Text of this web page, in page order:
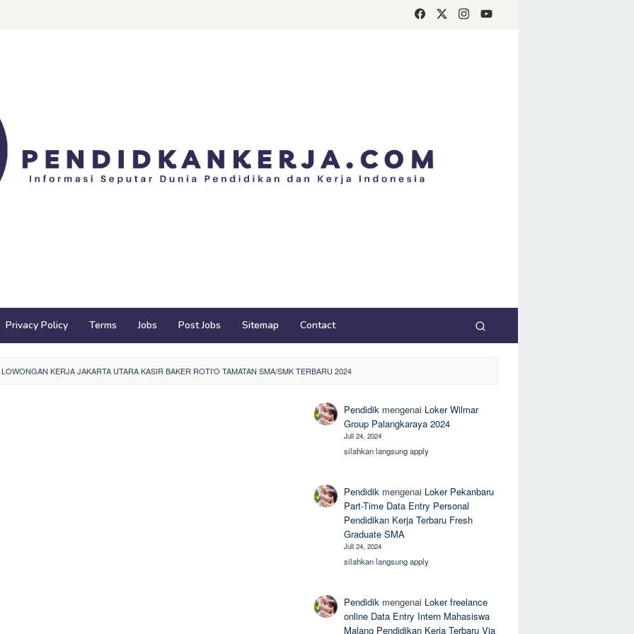
Privacy Policy Terms Jobs Post Jobs Sitemap Contact
KERJA JAKARTA UTARA KASIR BAKER ROTI'O TAMATAN SMA/SMK TERBARU 2024
Pendidik mengenai Loker Wilmar
Group Palangkaraya 2024
Juli 24, 2024
silahkan langsung apply
Pendidik mengenai Loker Pekanbaru
Part-Time Data Entry Personal
Pendidikan Kerja Terbaru Fresh
Graduate SMA
Juli 24, 2024
silahkan langsung apply
Pendidik mengenai Loker freelance
online Data Entry Intern Mahasiswa
Malang Pendidikan Kerja Terbaru Via